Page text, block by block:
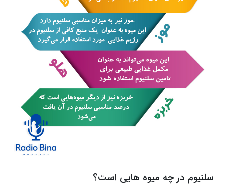
سلنیوم در چه میوه هایی است؟